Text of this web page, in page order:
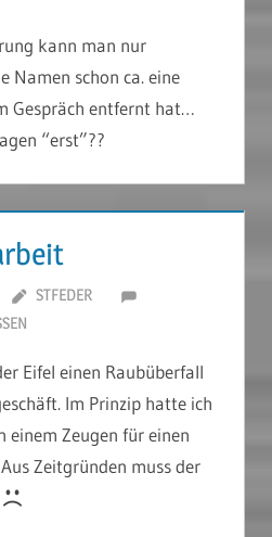
kann man nur
Namen schon ca. eine
Gespräch entfernt hat…
“erst”??
STFEDER
Eifel einen Raubüberfall
Im Prinzip hatte ich
einem Zeugen für einen
Zeitgründen muss der